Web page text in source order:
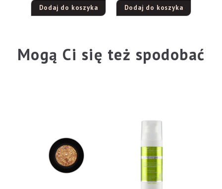
Dodaj do koszyka Dodaj do koszyka
Mogą Ci się też spodobać